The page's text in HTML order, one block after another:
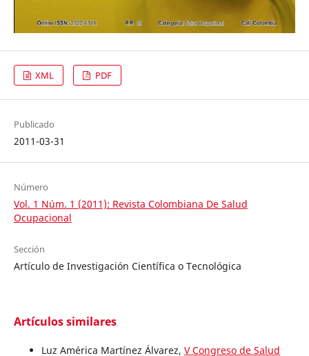
XML PDF
Publicado
2011-03-31
Número
Vol. 1 Núm. 1 (2011): Revista Colombiana De Salud
Ocupacional
Sección
Artículo de Investigación Científica o Tecnológica
Artículos similares
Luz América Martínez Álvarez, V Congreso de Salud